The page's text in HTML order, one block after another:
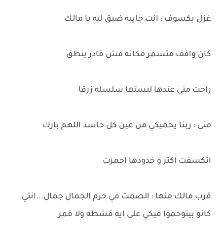
غزل بكسوف : انت جايبه ضيق ليه يا مالك
كان واقف متسمر مكانه مش قادر ينطق
راحت منى عندها لبستها سلسله زرقا
منى : ربنا يحميكي من عين كل حاسد اللهم بارك
اتكسفت اكتر و خدودها احمرت
قرب مالك منها : الصمت في حرم الجمال جمال...انتي
كانو بيتوحموا فيكي على ايه قشطه ولا قمر